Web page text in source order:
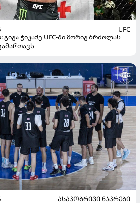
UFC
ჭიკაძე UFC-ში მორიგ ბრძოლას
ᲐᲡᲐᲙᲝᲑᲠᲘᲕᲘ ᲜᲐᲙᲠᲔᲑᲘ